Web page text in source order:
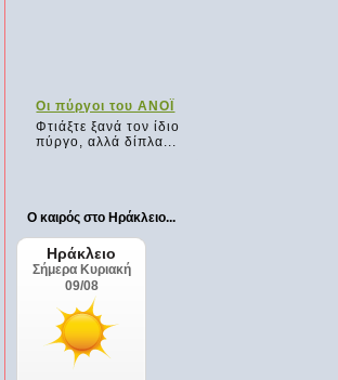
Οι πύργοι του ΑΝΟΪ
Φτιάξτε ξανά τον ίδιο
πύργο, αλλά δίπλα...
Ο καιρός στο Ηράκλειο...